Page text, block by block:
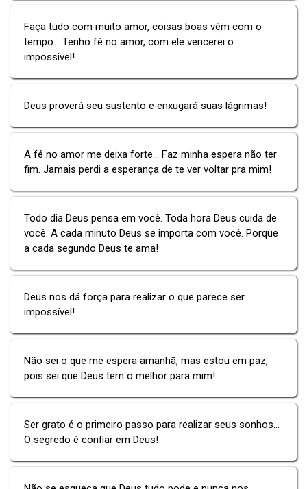
Faça tudo com muito amor, coisas boas vêm com o
tempo... Tenho fé no amor, com ele vencerei o
impossível!
Deus proverá seu sustento e enxugará suas lágrimas!
A fé no amor me deixa forte... Faz minha espera não ter
fim. Jamais perdi a esperança de te ver voltar pra mim!
Todo dia Deus pensa em você. Toda hora Deus cuida de
você. A cada minuto Deus se importa com você. Porque
a cada segundo Deus te ama!
Deus nos dá força para realizar o que parece ser
impossível!
Não sei o que me espera amanhã, mas estou em paz,
pois sei que Deus tem o melhor para mim!
Ser grato é o primeiro passo para realizar seus sonhos...
O segredo é confiar em Deus!